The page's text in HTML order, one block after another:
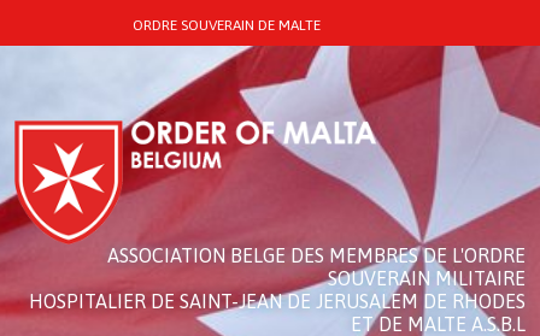
ORDRE SOUVERAIN DE MALTE
ASSOCIATION BELGE DES MEMBRES DE L'ORDRE
SOUVERAIN MILITAIRE
HOSPITALIER DE SAINT-JEAN DE JERUSALEM DE RHODES
ET DE MALTE A.S.B.L